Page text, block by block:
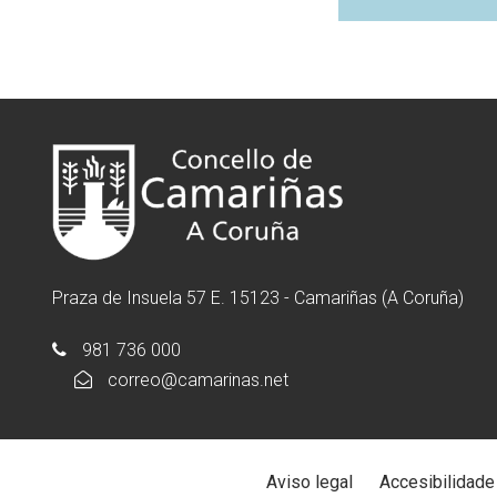
Praza de Insuela 57 E. 15123 - Camariñas (A Coruña)
981 736 000
correo@camarinas.net
Aviso legal Accesibilidade